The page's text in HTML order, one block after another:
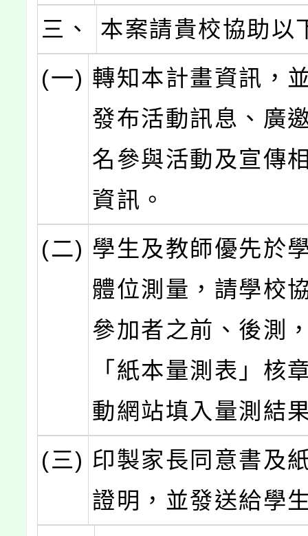
三、
本案請貴校協助以
(一) 轉知本計畫資訊，
發布活動訊息、廣
名參與活動及宣傳
資訊。
(二) 學生及教師優先於
體位測量，請學校
參加者之前、後測
「紙本量測表」核
動網站填入量測結
(三) 印製家長同意書及
證明，並發送給學